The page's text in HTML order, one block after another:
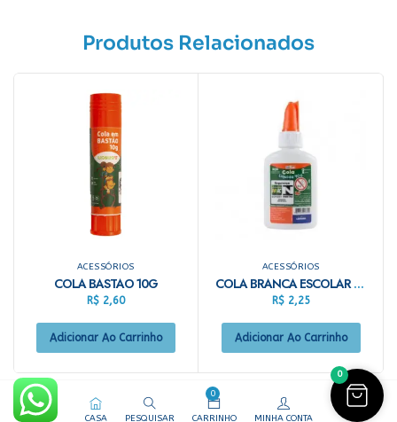
Produtos Relacionados
ACESSÓRIOS
COLA BASTAO 10G
R$2,60
Adicionar Ao Carrinho
ACESSÓRIOS
COLA BRANCA ESCOLAR LIQ 40G REF 4370
R$2,25
Adicionar Ao Carrinho
CASA PESQUISAR
0
CARRINHO MINHA CONTA
0